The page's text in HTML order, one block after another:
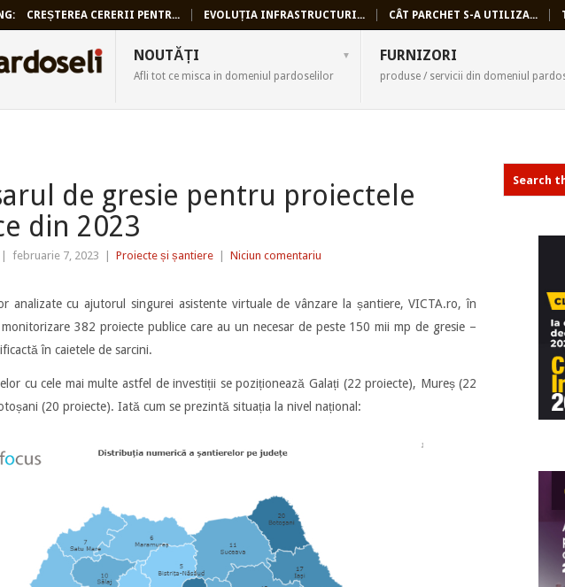
CREȘTEREA CERERII PENTR... EVOLUȚIA INFRASTRUCTURI... CÂT PARCHET S-A UTILIZA...
NOUTĂȚI
Afli tot ce misca in domeniul pardoselilor
FURNIZORI
produse / servicii din domeniul
de gresie pentru proiectele
din 2023
februarie 7, 2023 Proiecte și șantiere Niciun comentariu
analizate cu ajutorul singurei asistente virtuale de vânzare la șantiere, VICTA.ro, în
382 proiecte publice care au un necesar de peste 150 mii mp de gresie –
în caietele de sarcini.
cu cele mai multe astfel de investiții se poziționează Galați (22 proiecte), Mureș (22
(20 proiecte). Iată cum se prezintă situația la nivel național: